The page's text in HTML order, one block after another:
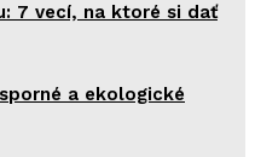
7 vecí, na ktoré si dať
a ekologické